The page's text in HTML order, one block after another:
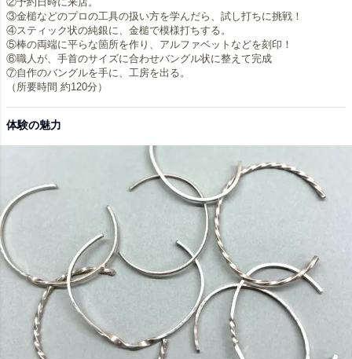
③金槌などのプロの工具の扱い方を学んだら、試し打ちに挑戦！
④スティック状の純銀に、金槌で模様打ちする。
⑤棒の両端に平らな箇所を作り、アルファベットなどを刻印！
⑥職人が、手首のサイズに合わせバングル状に整えて完成
⑦自作のバングルを手に、工房を出る。
（所要時間 約120分）
体験の魅力